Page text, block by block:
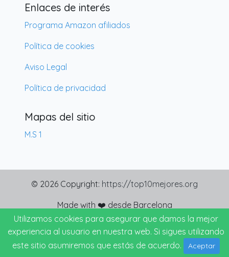
Enlaces de interés
Programa Amazon afiliados
Política de cookies
Aviso Legal
Política de privacidad
Mapas del sitio
M.S 1
© 2026 Copyright: https://top10mejores.org
Made with ❤️ desde Barcelona
Utilizamos cookies para asegurar que damos la mejor
experiencia al usuario en nuestra web. Si sigues utilizando
este sitio asumiremos que estás de acuerdo.
Aceptar